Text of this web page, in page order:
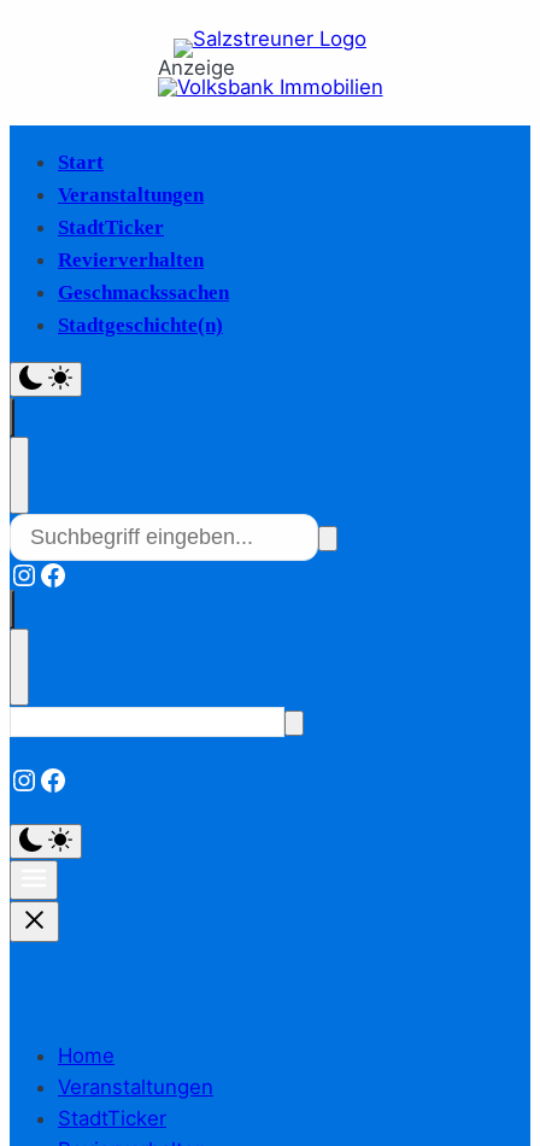
Anzeige
Start
Veranstaltungen
StadtTicker
Revierverhalten
Geschmackssachen
Stadtgeschichte(n)
Instagram
Facebook
Instagram
Facebook
Home
Veranstaltungen
StadtTicker